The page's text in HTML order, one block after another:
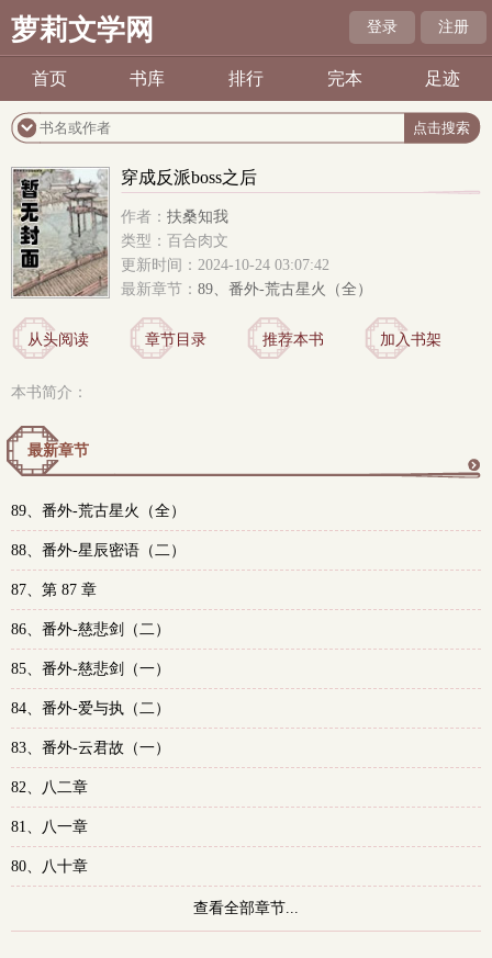
萝莉文学网 登录 注册
首页 书库 排行 完本 足迹
穿成反派boss之后
作者： 扶桑知我
类型：百合肉文
更新时间：2024-10-24 03:07:42
最新章节： 89、番外-荒古星火（全）
从头阅读 章节目录 推荐本书 加入书架
本书简介：
最新章节
89、番外-荒古星火（全）
88、番外-星辰密语（二）
87、第 87 章
86、番外-慈悲剑（二）
85、番外-慈悲剑（一）
84、番外-爱与执（二）
83、番外-云君故（一）
82、八二章
81、八一章
80、八十章
查看全部章节...